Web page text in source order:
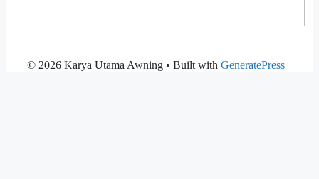
© 2026 Karya Utama Awning • Built with GeneratePress